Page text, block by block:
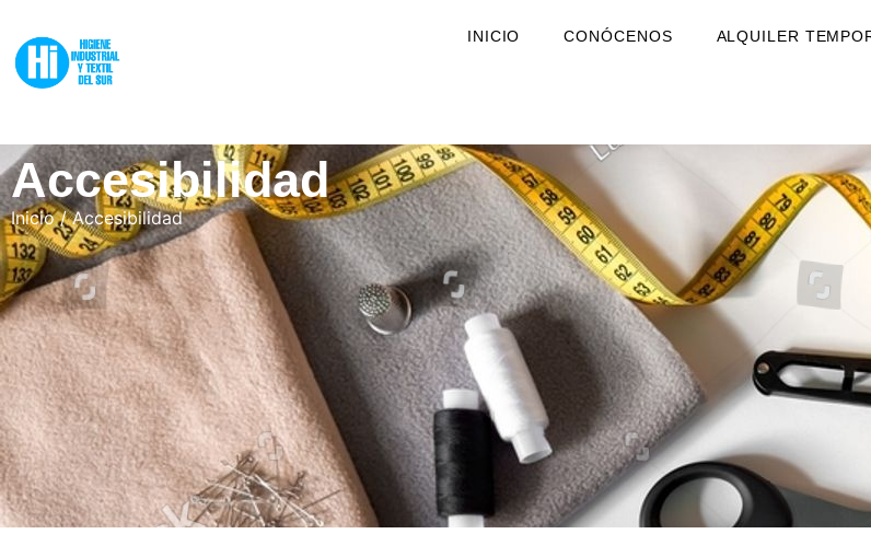
INICIO CONÓCENOS ALQUILER
Accesibilidad
Inicio/ Accesibilidad